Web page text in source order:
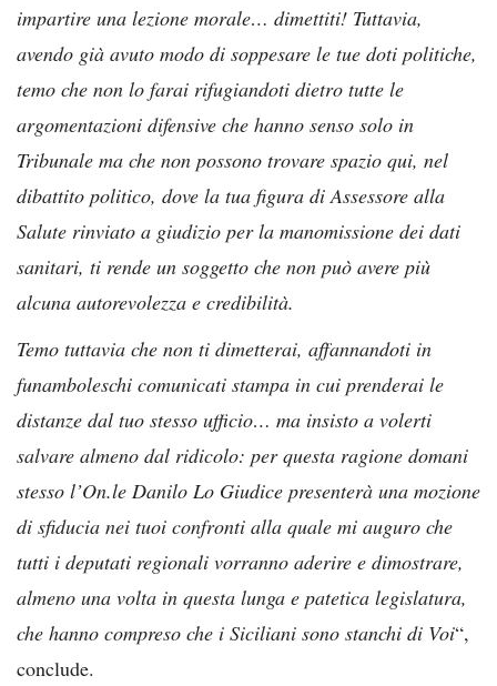
impartire una lezione morale… dimettiti! Tuttavia,
avendo già avuto modo di soppesare le tue doti politiche,
temo che non lo farai rifugiandoti dietro tutte le
argomentazioni difensive che hanno senso solo in
Tribunale ma che non possono trovare spazio qui, nel
dibattito politico, dove la tua figura di Assessore alla
Salute rinviato a giudizio per la manomissione dei dati
sanitari, ti rende un soggetto che non può avere più
alcuna autorevolezza e credibilità.
Temo tuttavia che non ti dimetterai, affannandoti in
funamboleschi comunicati stampa in cui prenderai le
distanze dal tuo stesso ufficio… ma insisto a volerti
salvare almeno dal ridicolo: per questa ragione domani
stesso l’On.le Danilo Lo Giudice presenterà una mozione
di sfiducia nei tuoi confronti alla quale mi auguro che
tutti i deputati regionali vorranno aderire e dimostrare,
almeno una volta in questa lunga e patetica legislatura,
che hanno compreso che i Siciliani sono stanchi di Voi“,
conclude.